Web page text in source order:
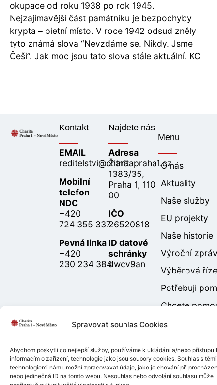
Spravovat souhlas Cookies
Abychom poskytli co nejlepší služby, používáme k ukládání a/nebo přístupu
informacím o zařízení, technologie jako jsou soubory cookies. Souhlas s
technologiemi nám umožní zpracovávat údaje, jako je chování při
nebo jedinečná ID na tomto webu. Nesouhlas nebo odvolání souhlasu může
okupace od roku 1938 po rok 1945.
Nejzajímavější část památníku je bezpochyby
krypta – pietní místo. V roce 1942 odsud zněly
tyto známá slova “Nevzdáme se. Nikdy. Jsme
Češi”. Jak moc jsou tato slova stále aktuální. KC
Kontakt
EMAIL
reditelstvi@charitapraha1.cz
Mobilní
telefon
NDC
+420
724 355 337
Pevná linka
+420
230 234 384
Najdete nás
Adresa
Žitná
1383/35,
Praha 1, 110
00
IČO
26520818
ID datové
schránky
dwcv9an
Menu
O nás
Aktuality
Naše služby
EU projekty
Naše historie
Výroční
Výběrová
Potřebuji
Chcete
Podporují nás